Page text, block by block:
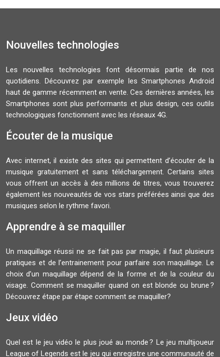
Nouvelles technologies
Les nouvelles technologies font désormais partie de nos
quotidiens. Découvrez par exemple les Smartphones Android
haut de gamme récemment en vente. Ces dernières années, les
Smartphones sont plus performants et plus design, ces outils
technologiques fonctionnent avec les réseaux 4G.
Écouter de la musique
Avec internet, il existe des sites qui permettent d’écouter de la
musique gratuitement et sans téléchargement. Certains sites
vous offrent un accès à des millions de titres, vous trouverez
également les nouveautés de vos stars préférées ainsi que des
musiques selon le rythme favori.
Apprendre à se maquiller
Un maquillage réussi ne se fait pas par magie, il faut plusieurs
pratiques et de l’entrainement pour parfaire son maquillage. Le
choix d’un maquillage dépend de la forme et de la couleur du
visage. Comment se maquiller quand on est blonde ou brune ?
Découvrez étape par étape comment se maquiller?
Jeux vidéo
Quel est le jeu vidéo le plus joué au monde ? Le jeu multijoueur
League of Legends est le jeu qui enregistre une communauté de